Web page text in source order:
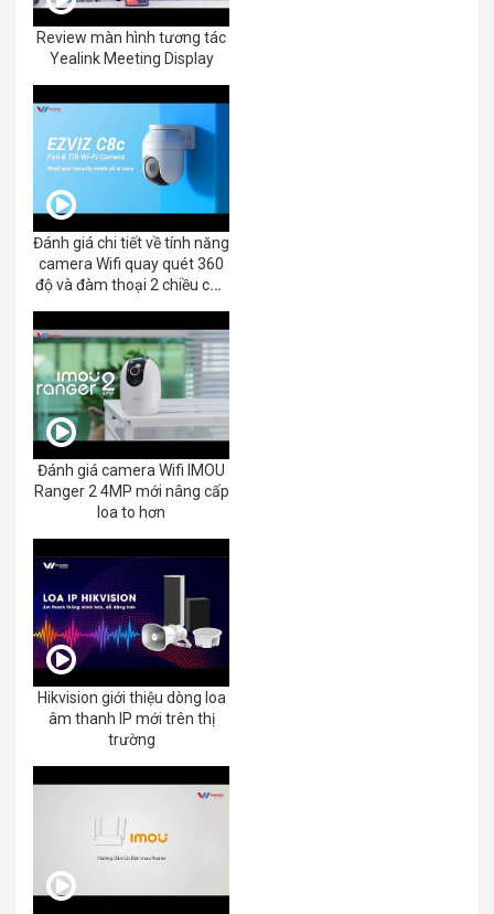
Review màn hình tương tác
Yealink Meeting Display
Đánh giá chi tiết về tính năng
camera Wifi quay quét 360
độ và đàm thoại 2 chiều của
Đánh giá camera Wifi IMOU
Ranger 2 4MP mới nâng cấp
loa to hơn
Hikvision giới thiệu dòng loa
âm thanh IP mới trên thị
trường